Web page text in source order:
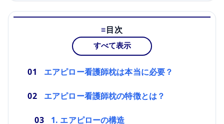
目次
すべて表示
エアピロー看護師枕は本当に必要？
エアピロー看護師枕の特徴とは？
1. エアピローの構造